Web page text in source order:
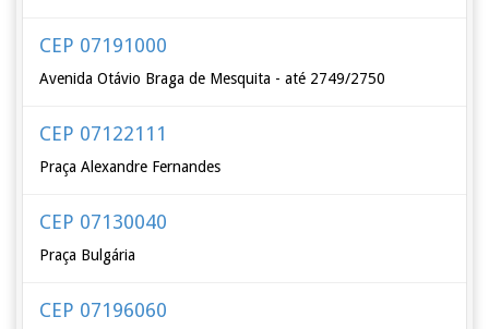
CEP 07191000
Avenida Otávio Braga de Mesquita - até 2749/2750
CEP 07122111
Praça Alexandre Fernandes
CEP 07130040
Praça Bulgária
CEP 07196060